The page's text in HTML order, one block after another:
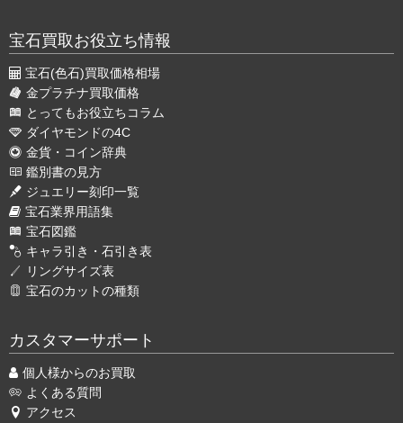
宝石買取お役立ち情報
宝石(色石)買取価格相場
金プラチナ買取価格
とってもお役立ちコラム
ダイヤモンドの4C
金貨・コイン辞典
鑑別書の見方
ジュエリー刻印一覧
宝石業界用語集
宝石図鑑
キャラ引き・石引き表
リングサイズ表
宝石のカットの種類
カスタマーサポート
個人様からのお買取
よくある質問
アクセス